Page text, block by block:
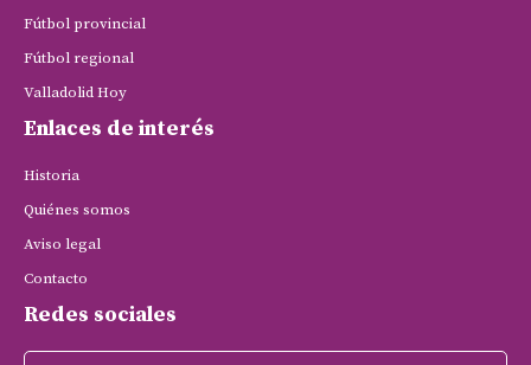
Fútbol provincial
Fútbol regional
Valladolid Hoy
Enlaces de interés
Historia
Quiénes somos
Aviso legal
Contacto
Redes sociales